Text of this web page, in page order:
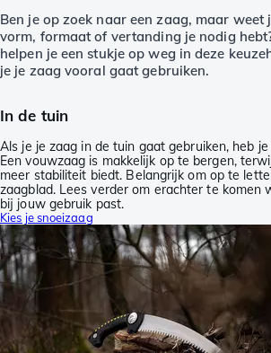
Ben je op zoek naar een zaag, maar weet
vorm, formaat of vertanding je nodig
helpen je een stukje op weg in deze
je je zaag vooral gaat gebruiken.
In de tuin
Als je je zaag in de tuin gaat gebruiken, heb
Een vouwzaag is makkelijk op te bergen,
meer stabiliteit biedt. Belangrijk om op te
zaagblad. Lees verder om erachter te komen
bij jouw gebruik past.
Kies je snoeizaag